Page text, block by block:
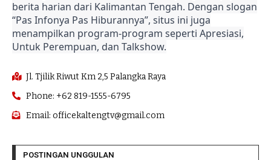
berita harian dari Kalimantan Tengah. Dengan slogan
“Pas Infonya Pas Hiburannya”, situs ini juga
menampilkan program-program seperti Apresiasi,
Untuk Perempuan, dan Talkshow.
Jl. Tjilik Riwut Km 2,5 Palangka Raya
Phone: +62 819-1555-6795
Email: officekaltengtv@gmail.com
POSTINGAN UNGGULAN